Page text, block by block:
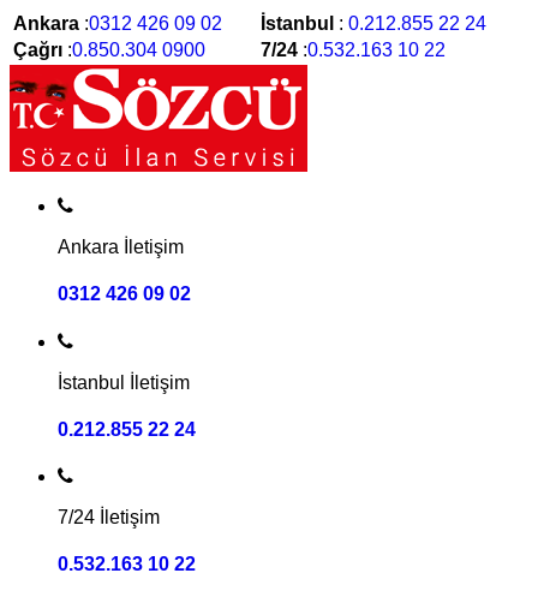
Ankara :0312 426 09 02 İstanbul : 0.212.855 22 24
Çağrı :0.850.304 0900 7/24 :0.532.163 10 22
Ankara İletişim
0312 426 09 02
İstanbul İletişim
0.212.855 22 24
7/24 İletişim
0.532.163 10 22